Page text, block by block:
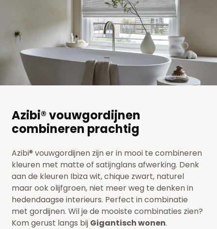
Azibi® vouwgordijnen
combineren prachtig
Azibi® vouwgordijnen zijn er in mooi te combineren
kleuren met matte of satijnglans afwerking. Denk
aan de kleuren Ibiza wit, chique zwart, naturel
maar ook olijfgroen, niet meer weg te denken in
hedendaagse interieurs. Perfect in combinatie
met gordijnen. Wil je de mooiste combinaties zien?
Kom gerust langs bij Gigantisch wonen.